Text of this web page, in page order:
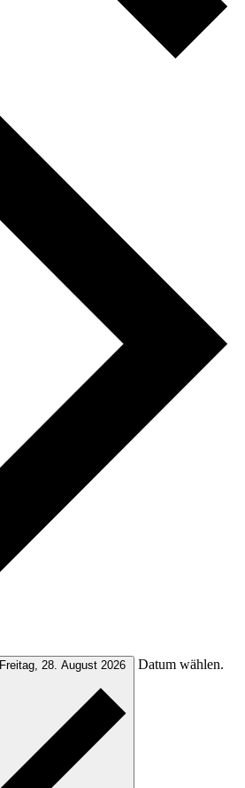
Freitag, 28. August 2026 Datum wählen.